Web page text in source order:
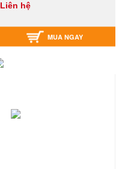
Liên hệ
MUA NGAY